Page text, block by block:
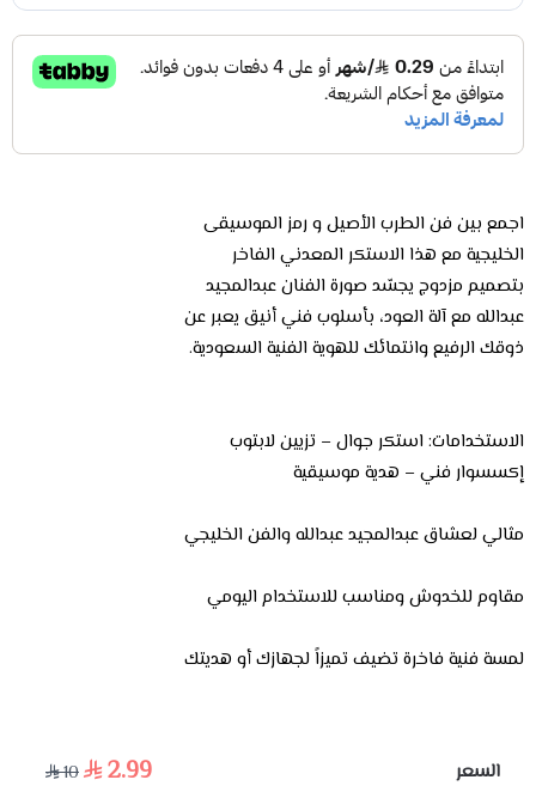
اجمع بين فن الطرب الأصيل و رمز الموسيقى
الخليجية مع هذا الاستكر المعدني الفاخر
بتصميم مزدوج يجسّد صورة الفنان عبدالمجيد
عبدالله مع آلة العود، بأسلوب فني أنيق يعبر عن
ذوقك الرفيع وانتمائك للهوية الفنية السعودية.
الاستخدامات: استكر جوال – تزيين لابتوب
إكسسوار فني – هدية موسيقية
مثالي لعشاق عبدالمجيد عبدالله والفن الخليجي
مقاوم للخدوش ومناسب للاستخدام اليومي
لمسة فنية فاخرة تضيف تميزاً لجهازك أو هديتك
السعر 2.99
10